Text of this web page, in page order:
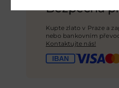
Bezpečná
Kupte zlato v Praze a
nebo bankovním
Kontaktujte nás!